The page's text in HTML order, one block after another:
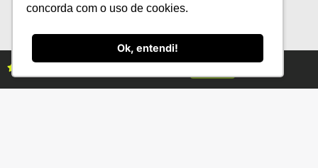
concorda com o uso de cookies.
Ok, entendi!